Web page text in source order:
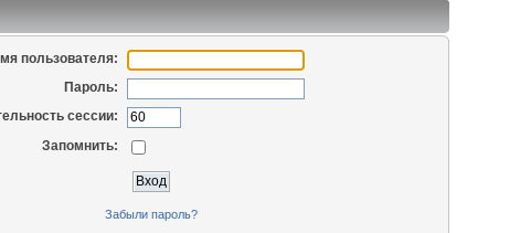
пользователя:
Пароль:
сессии:
Запомнить:
Забыли пароль?